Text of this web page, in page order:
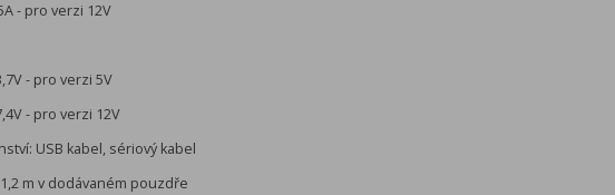
- pro verzi 12V
- pro verzi 5V
- pro verzi 12V
USB kabel, sériový kabel
m v dodávaném pouzdře